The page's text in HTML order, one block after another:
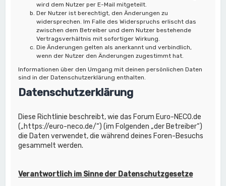
wird dem Nutzer per E-Mail mitgeteilt.
Der Nutzer ist berechtigt, den Änderungen zu
widersprechen. Im Falle des Widerspruchs erlischt das
zwischen dem Betreiber und dem Nutzer bestehende
Vertragsverhältnis mit sofortiger Wirkung.
Die Änderungen gelten als anerkannt und verbindlich,
wenn der Nutzer den Änderungen zugestimmt hat.
Informationen über den Umgang mit deinen persönlichen Daten
sind in der Datenschutzerklärung enthalten.
Datenschutzerklärung
Diese Richtlinie beschreibt, wie das Forum Euro-NECO.de
(„https://euro-neco.de/“) (im Folgenden „der Betreiber“)
die Daten verwendet, die während deines Foren-Besuchs
gesammelt werden.
Verantwortlich im Sinne der Datenschutzgesetze